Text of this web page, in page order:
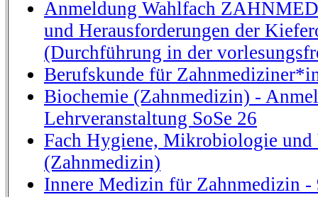
Anmeldung Wahlfach
und Herausforderungen der
(Durchführung in der
Berufskunde für
Biochemie (Zahnmedizin) -
Lehrveranstaltung SoSe 26
Fach Hygiene, Mikrobiologie
(Zahnmedizin)
Innere Medizin für Zahnmedizin -